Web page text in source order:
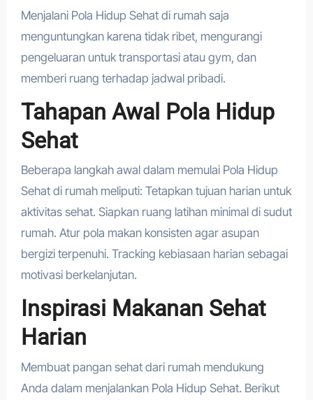
Menjalani Pola Hidup Sehat di rumah saja
menguntungkan karena tidak ribet, mengurangi
pengeluaran untuk transportasi atau gym, dan
memberi ruang terhadap jadwal pribadi.
Tahapan Awal Pola Hidup
Sehat
Beberapa langkah awal dalam memulai Pola Hidup
Sehat di rumah meliputi: Tetapkan tujuan harian untuk
aktivitas sehat. Siapkan ruang latihan minimal di sudut
rumah. Atur pola makan konsisten agar asupan
bergizi terpenuhi. Tracking kebiasaan harian sebagai
motivasi berkelanjutan.
Inspirasi Makanan Sehat
Harian
Membuat pangan sehat dari rumah mendukung
Anda dalam menjalankan Pola Hidup Sehat. Berikut